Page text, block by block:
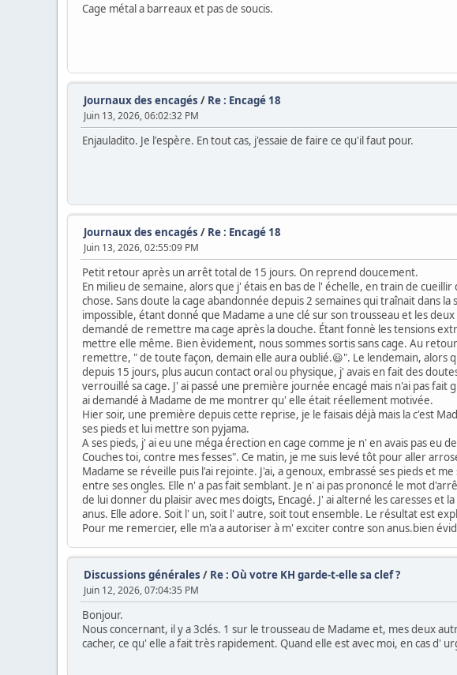
Cage métal a barreaux et pas de soucis.
Journaux des encagés / Re : Encagé 18
Juin 13, 2026, 06:02:32 PM
Enjauladito. Je l'espère. En tout cas, j'essaie de faire ce qu'il faut pour.
Journaux des encagés / Re : Encagé 18
Juin 13, 2026, 02:55:09 PM
Petit retour après un arrêt total de 15 jours. On reprend doucement.
En milieu de semaine, alors que j' étais en bas de l' échelle, en train de
chose. Sans doute la cage abandonnée depuis 2 semaines qui traînait dans
impossible, étant donné que Madame a une clé sur son trousseau et les
demandé de remettre ma cage après la douche. Étant fonnè les tensions
mettre elle même. Bien èvidement, nous sommes sortis sans cage. Au
remettre, " de toute façon, demain elle aura oublié.😃". Le lendemain, alors
depuis 15 jours, plus aucun contact oral ou physique, j' avais en fait des
verrouillé sa cage. J' ai passé une première journée encagé mais n'ai pas
ai demandé à Madame de me montrer qu' elle était réellement motivée.
Hier soir, une première depuis cette reprise, je le faisais déjà mais la c'est
ses pieds et lui mettre son pyjama.
A ses pieds, j' ai eu une méga érection en cage comme je n' en avais pas
Couches toi, contre mes fesses". Ce matin, je me suis levé tôt pour aller
Madame se réveille puis l'ai rejointe. J'ai, a genoux, embrassé ses pieds et
entre ses ongles. Elle n' a pas fait semblant. Je n' ai pas prononcé le mot
de lui donner du plaisir avec mes doigts, Encagé. J' ai alterné les caresses
anus. Elle adore. Soit l' un, soit l' autre, soit tout ensemble. Le résultat est
Pour me remercier, elle m'a a autoriser à m' exciter contre son anus.bien
Discussions générales / Re : Où votre KH garde-t-elle sa clef ?
Juin 12, 2026, 07:04:35 PM
Bonjour.
Nous concernant, il y a 3clés. 1 sur le trousseau de Madame et, mes deux
cacher, ce qu' elle a fait très rapidement. Quand elle est avec moi, en cas d'